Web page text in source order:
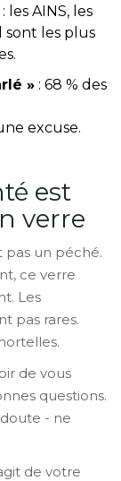
: les AINS, les
sont les plus
» : 68 % des
excuse.
est
verre
pas un péché.
ce verre
Les
pas rares.
de vous
questions.
- ne
de votre